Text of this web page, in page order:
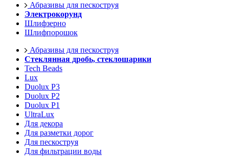
Абразивы для пескоструя
Электрокорунд
Шлифзерно
Шлифпорошок
Абразивы для пескоструя
Стеклянная дробь, стеклошарики
Tech Beads
Lux
Duolux P3
Duolux P2
Duolux P1
UltraLux
Для декора
Для разметки дорог
Для пескоструя
Для фильтрации воды